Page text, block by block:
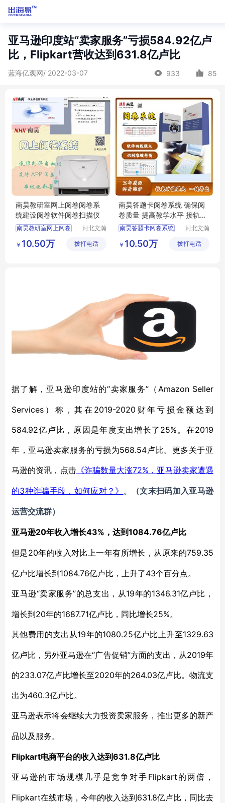
亚马逊印度站“卖家服务”亏损584.92亿卢
比，Flipkart营收达到631.8亿卢比
蓝海亿观网/ 2022-03-07 933 85
南昊教研室网上阅卷阅卷系
统建设阅卷软件阅卷扫描仪
南昊教研室网上阅卷
阅卷软件 阅卷扫描仪
河北文瀚
技发展有
￥ 10.50万 拨打电话
南昊答题卡阅卷系统 确保阅
卷质量 提高教学水平 接轨教
学模式
南昊答题卡阅卷系统
考试电脑阅卷
河北文瀚
技发展有
￥ 10.50万 拨打电话
据了解，亚马逊印度站的“卖家服务”（Amazon Seller
Services）称，其在2019-2020财年亏损金额达到
584.92亿卢比，原因是年度支出增长了25%。在2019
年，亚马逊卖家服务的亏损为568.54卢比。更多关于亚
马逊的资讯，点击《诈骗数量大涨72%，亚马逊卖家遭遇
的3种诈骗手段，如何应对？》 。 （文末扫码加 入亚马逊
运营交流群）
亚马逊20年收入增长43%，达到1084.76亿卢比
但是20年的收入对比上一年有所增长，从原来的759.35
亿卢比增长到1084.76亿卢比，上升了43个百分点。
亚马逊“卖家服务”的总支出，从19年的1346.31亿卢比，
增长到20年的1687.71亿卢比，同比增长25%。
其他费用的支出从19年的1080.25亿卢比上升至1329.63
亿卢比，另外亚马逊在“广告促销”方面的支出，从2019年
的233.07亿卢比增长至2020年的264.03亿卢比。物流支
出为460.3亿卢比。
亚马逊表示将会继续大力投资卖家服务，推出更多的新产
品以及服务。
Flipkart电商平台的收入达到631.8亿卢比
亚马逊的市场规模几乎是竞争对手 Flipkart的两倍，
Flipkart在线市场，今年的收入达到631.8亿卢比，同比去